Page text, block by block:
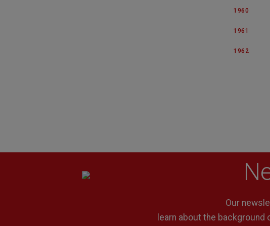
1960
1961
1962
Our
learn about the